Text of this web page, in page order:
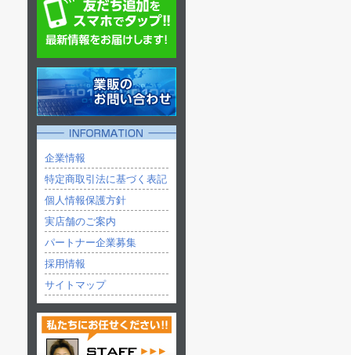
企業情報
特定商取引法に基づく表記
個人情報保護方針
実店舗のご案内
パートナー企業募集
採用情報
サイトマップ